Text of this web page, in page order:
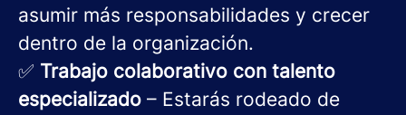
asumir más responsabilidades y crecer
dentro de la organización.
✅ Trabajo colaborativo con talento
especializado – Estarás rodeado de